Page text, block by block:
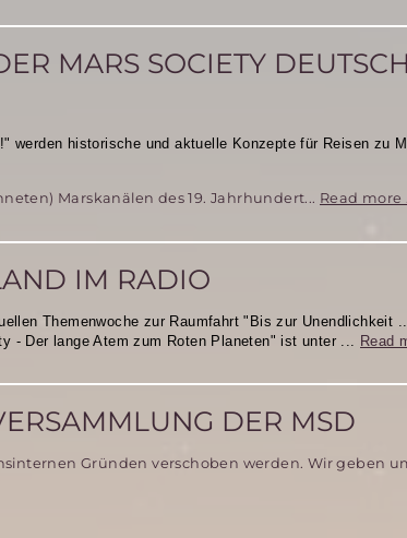
MARS SOCIETY
werden historische und aktuelle Konzeptefür Reisen zu
Marskanälen des 19. Jahrhundert... Read more …
IM RADIO
Themenwoche zur Raumfahrt "Bis zur Unendlichkeit
- Der lange Atem zum Roten Planeten" ist unter ... Read
DER MSD
Gründen verschoben werden. Wir geben